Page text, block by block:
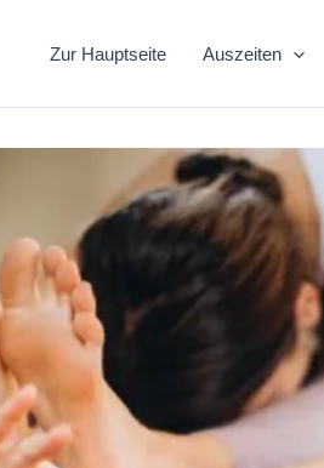
Zur Hauptseite Auszeiten